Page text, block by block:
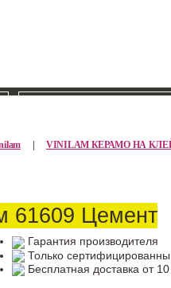
VINILAM КЕРАМО НА
61609 Цемент
Гарантия производителя
Только
Бесплатная доставка от